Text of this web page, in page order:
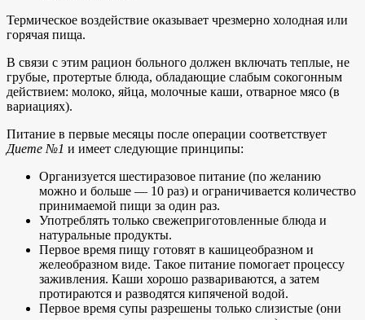
Термическое воздействие оказывает чрезмерно холодная или
горячая пища.
В связи с этим рацион больного должен включать теплые, не
грубые, протертые блюда, обладающие слабым сокогонным
действием: молоко, яйца, молочные каши, отварное мясо (в
вариациях).
Питание в первые месяцы после операции соответствует
Диете №1 и имеет следующие принципы:
Организуется шестиразовое питание (по желанию
можно и больше — 10 раз) и ограничивается количество
принимаемой пищи за один раз.
Употреблять только свежеприготовленные блюда и
натуральные продукты.
Первое время пищу готовят в кашицеобразном и
желеобразном виде. Такое питание помогает процессу
заживления. Каши хорошо развариваются, а затем
протираются и разводятся кипяченой водой.
Первое время супы разрешены только слизистые (они